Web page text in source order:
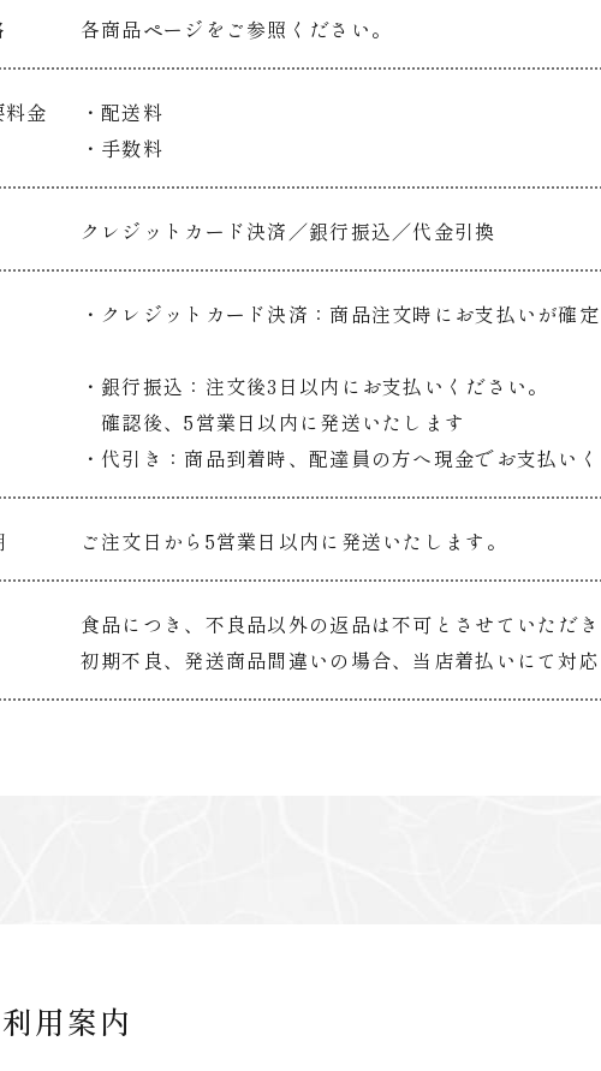
各商品ページをご参照ください。
金
・配送料
・手数料
クレジットカード決済／銀行振込／代金引換
・クレジットカード決済：商品注文時にお支払いが確
・銀行振込：注文後3日以内にお支払いください。
確認後、5営業日以内に発送いたします
・代引き：商品到着時、配達員の方へ現金でお支払い
ご注文日から5営業日以内に発送いたします。
食品につき、不良品以外の返品は不可とさせていただ
初期不良、発送商品間違いの場合、当店着払いにて対
用案内